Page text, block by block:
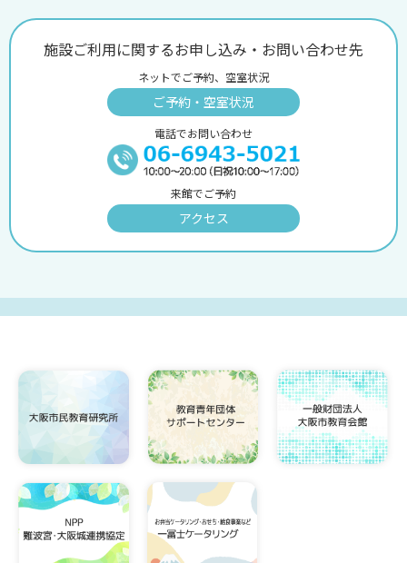
施設ご利用に関するお申し込み・お問い合わせ先
ネットでご予約、空室状況
ご予約・空室状況
電話でお問い合わせ
来館でご予約
アクセス